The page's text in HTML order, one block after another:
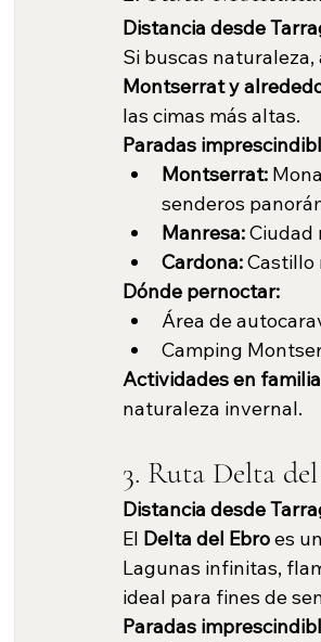
Distancia desde
Si buscas
Montserrat y
las cimas más altas.
Paradas
Montserrat:
senderos
Manresa: Ciudad
Cardona: Castillo
Dónde pernoctar:
Área de
Camping
Actividades en
naturaleza invernal.
3. Ruta Delta
Distancia desde
El Delta del Ebro es
Lagunas infinitas,
ideal para fines de
Paradas